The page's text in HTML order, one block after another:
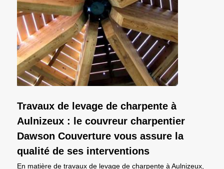
Travaux de levage de charpente à
Aulnizeux : le couvreur charpentier
Dawson Couverture vous assure la
qualité de ses interventions
En matière de travaux de levage de charpente à Aulnizeux,